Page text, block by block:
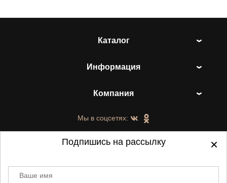
Каталог
Информация
Компания
Мы в соцсетях:
Подпишись на рассылку
Ваше имя